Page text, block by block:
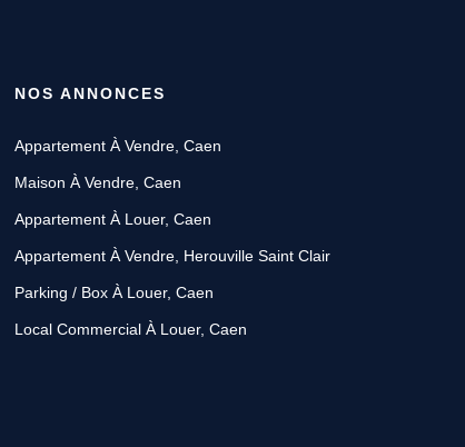
NOS ANNONCES
Appartement À Vendre, Caen
Maison À Vendre, Caen
Appartement À Louer, Caen
Appartement À Vendre, Herouville Saint Clair
Parking / Box À Louer, Caen
Local Commercial À Louer, Caen